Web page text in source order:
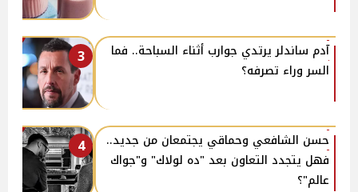
3
آدم ساندلر يرتدي جوارب أثناء السباحة.. فما
السر وراء تصرفه؟
4
حسن الشافعي وحماقي يجتمعان من جديد..
فهل يتجدد التعاون بعد "ده لولاك" و"جواك
عالم"؟